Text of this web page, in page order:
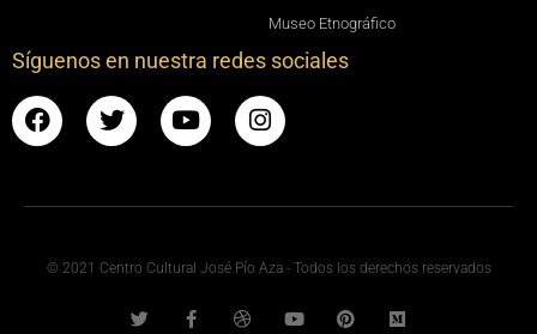
Museo Etnográfico
Síguenos en nuestra redes sociales
© 2021 Centro Cultural José Pío Aza - Todos los derechos reservados